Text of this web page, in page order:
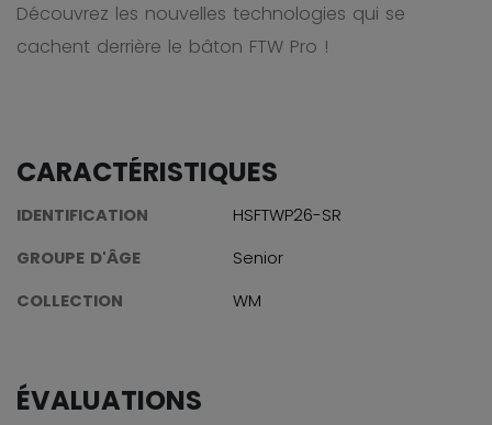
Découvrez les nouvelles technologies qui se
cachent derrière le bâton FTW Pro !
CARACTÉRISTIQUES
IDENTIFICATION
HSFTWP26-SR
GROUPE D'ÂGE
Senior
COLLECTION
WM
ÉVALUATIONS